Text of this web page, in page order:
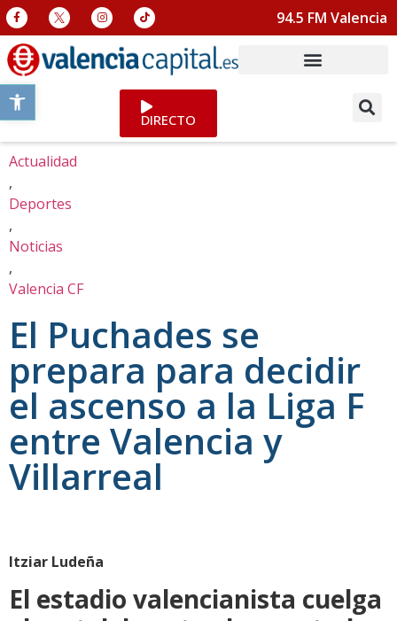
Abrir barra de herramientas
94.5 FM Valencia
DIRECTO
Actualidad
,
Deportes
,
Noticias
,
Valencia CF
El Puchades se
prepara para decidir
el ascenso a la Liga F
entre Valencia y
Villarreal
Itziar Ludeña
El estadio valencianista cuelga